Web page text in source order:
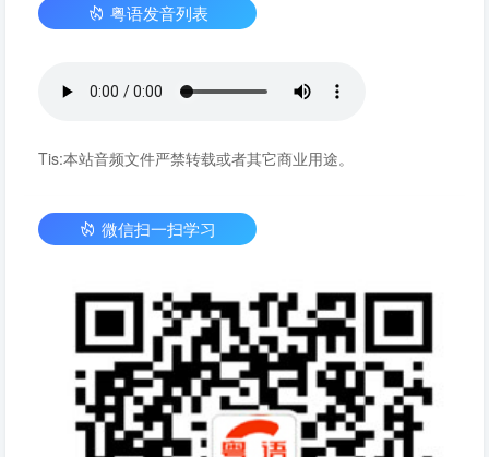
粤语发音列表
Tis:本站音频文件严禁转载或者其它商业用途。
微信扫一扫学习